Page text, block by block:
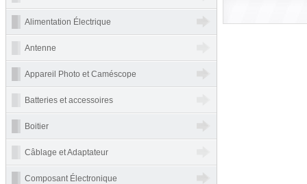
Alimentation Électrique
Antenne
Appareil Photo et Caméscope
Batteries et accessoires
Boitier
Câblage et Adaptateur
Composant Électronique